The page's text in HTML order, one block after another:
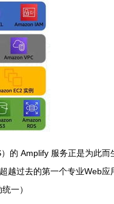
的 Amplify 服务正是为此
越过去的第一个专业Web
一）